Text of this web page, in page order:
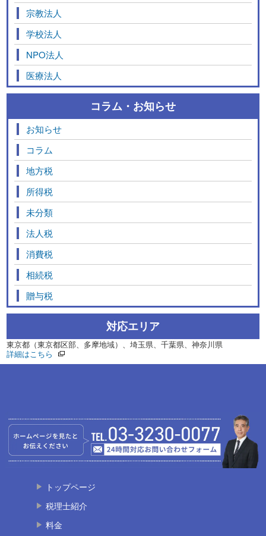
宗教法人
学校法人
NPO法人
医療法人
コラム・お知らせ
お知らせ
コラム
地方税
所得税
未分類
法人税
消費税
相続税
贈与税
対応エリア
東京都（東京都区部、多摩地域）、埼玉県、千葉県、神奈川県
詳細はこちら
トップページ
税理士紹介
料金